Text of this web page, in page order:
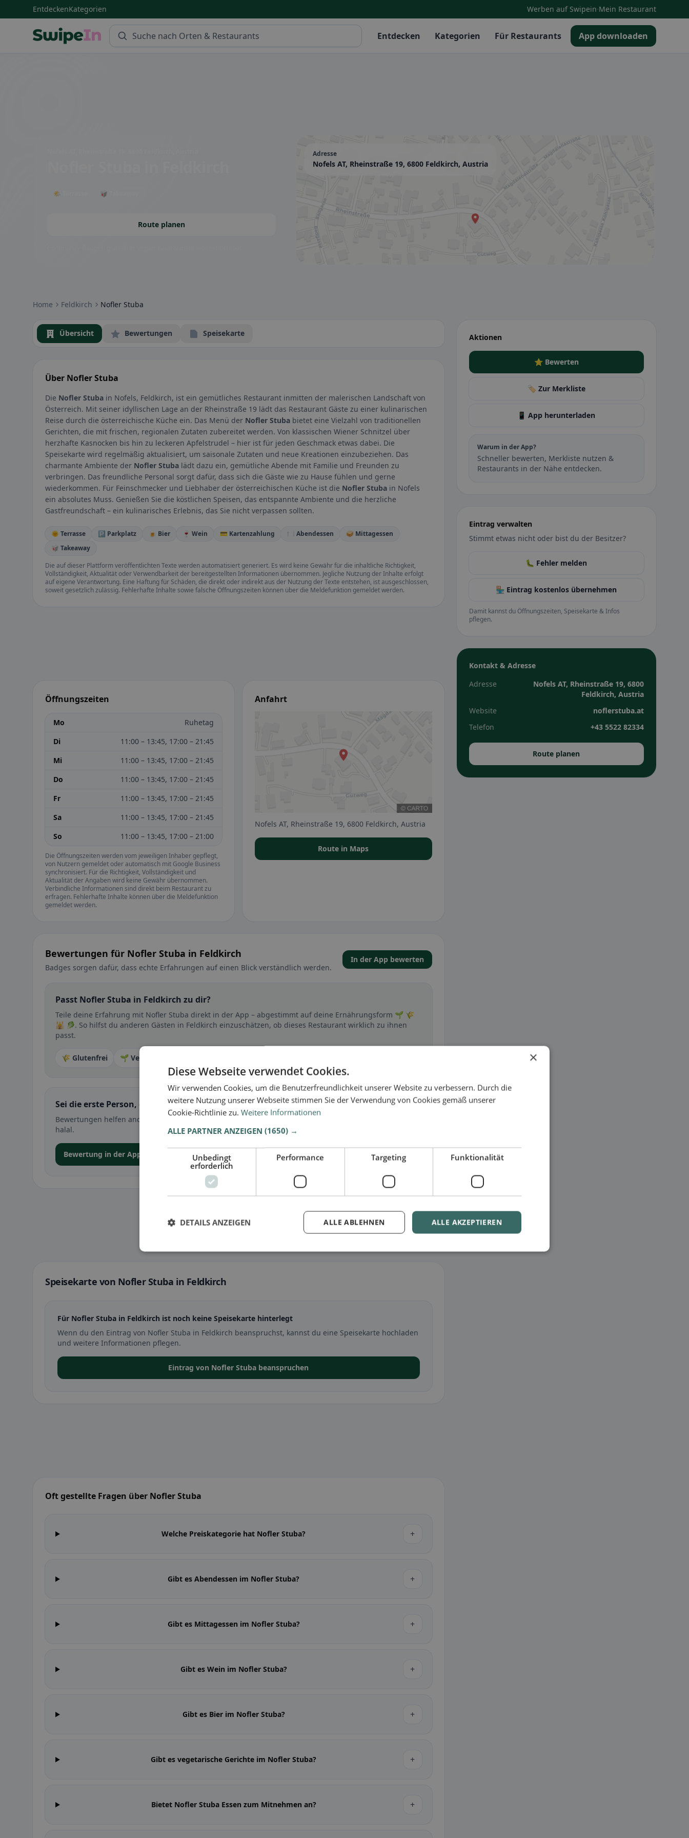
EntdeckenKategorien Werben auf Swipein·Mein Restaurant
Entdecken Kategorien Für Restaurants App downloaden
🌤 Terrasse 🥡 Takeaway
Route planen
Adresse
Nofels AT, Rheinstraße 19, 6800 Feldkirch, Austria
Home Feldkirch Nofler Stuba
Übersicht Bewertungen Speisekarte
Über Nofler Stuba
Die Nofler Stuba in Nofels, Feldkirch, ist ein gemütliches Restaurant inmitten der malerischen Landschaft von
Österreich. Mit seiner idyllischen Lage an der Rheinstraße 19 lädt das Restaurant Gäste zu einer kulinarischen
Reise durch die österreichische Küche ein. Das Menü der Nofler Stuba bietet eine Vielzahl von traditionellen
Gerichten, die mit frischen, regionalen Zutaten zubereitet werden. Von klassischen Wiener Schnitzel über
herzhafte Kasnocken bis hin zu leckeren Apfelstrudel – hier ist für jeden Geschmack etwas dabei. Die
Speisekarte wird regelmäßig aktualisiert, um saisonale Zutaten und neue Kreationen einzubeziehen. Das
charmante Ambiente der Nofler Stuba lädt dazu ein, gemütliche Abende mit Familie und Freunden zu
verbringen. Das freundliche Personal sorgt dafür, dass sich die Gäste wie zu Hause fühlen und gerne
wiederkommen. Für Feinschmecker und Liebhaber der österreichischen Küche ist die Nofler Stuba in Nofels
ein absolutes Muss. Genießen Sie die köstlichen Speisen, das entspannte Ambiente und die herzliche
Gastfreundschaft – ein kulinarisches Erlebnis, das Sie nicht verpassen sollten.
🌞 Terrasse 🅿️ Parkplatz 🍺 Bier 🍷 Wein 💳 Kartenzahlung 🍽️ Abendessen
🥪 Mittagessen
🥡 Takeaway
Die auf dieser Plattform veröffentlichten Texte werden automatisiert generiert. Es wird keine Gewähr für die inhaltliche Richtigkeit,
Vollständigkeit, Aktualität oder Verwendbarkeit der bereitgestellten Informationen übernommen. Jegliche Nutzung der Inhalte erfolgt
auf eigene Verantwortung. Eine Haftung für Schäden, die direkt oder indirekt aus der Nutzung der Texte entstehen, ist ausgeschlossen,
soweit gesetzlich zulässig. Fehlerhafte Inhalte sowie falsche Öffnungszeiten können über die Meldefunktion gemeldet werden.
Öffnungszeiten
Mo
Ruhetag
Di
11:00 – 13:45, 17:00 – 21:45
Mi
11:00 – 13:45, 17:00 – 21:45
Do
11:00 – 13:45, 17:00 – 21:45
Fr
11:00 – 13:45, 17:00 – 21:45
Sa
11:00 – 13:45, 17:00 – 21:45
So
11:00 – 13:45, 17:00 – 21:00
Die Öffnungszeiten werden vom jeweiligen Inhaber gepflegt,
von Nutzern gemeldet oder automatisch mit Google Business
synchronisiert. Für die Richtigkeit, Vollständigkeit und
Aktualität der Angaben wird keine Gewähr übernommen.
Verbindliche Informationen sind direkt beim Restaurant zu
erfragen. Fehlerhafte Inhalte können über die Meldefunktion
gemeldet werden.
Anfahrt
Nofels AT, Rheinstraße 19, 6800 Feldkirch, Austria
Route in Maps
Bewertungen für Nofler Stuba in Feldkirch
Badges sorgen dafür, dass echte Erfahrungen auf einen Blick verständlich werden.
In der App bewerten
Passt Nofler Stuba in Feldkirch zu dir?
Teile deine Erfahrung mit Nofler Stuba direkt in der App – abgestimmt auf deine Ernährungsform 🌱 🌾
🕌 🥬. So hilfst du anderen Gästen in Feldkirch einzuschätzen, ob dieses Restaurant wirklich zu ihnen
passt.
🌾 Glutenfrei 🌱 Vegan
Sei die erste Person, die ihre Erfahrung teilt
Bewertungen helfen anderen bei der Entscheidung – besonders bei glutenfrei, vegan, vegetarisch oder
halal.
Bewertung in der App abgeben
Speisekarte von Nofler Stuba in Feldkirch
Für Nofler Stuba in Feldkirch ist noch keine Speisekarte hinterlegt
Wenn du den Eintrag von Nofler Stuba in Feldkirch beanspruchst, kannst du eine Speisekarte hochladen
und weitere Informationen pflegen.
Eintrag von Nofler Stuba beanspruchen
Oft gestellte Fragen über Nofler Stuba
Welche Preiskategorie hat Nofler Stuba? +
Gibt es Abendessen im Nofler Stuba? +
Gibt es Mittagessen im Nofler Stuba? +
Gibt es Wein im Nofler Stuba? +
Gibt es Bier im Nofler Stuba? +
Gibt es vegetarische Gerichte im Nofler Stuba? +
Bietet Nofler Stuba Essen zum Mitnehmen an? +
Aktionen
⭐ Bewerten
🏷️ Zur Merkliste
📱 App herunterladen
Warum in der App?
Schneller bewerten, Merkliste nutzen &
Restaurants in der Nähe entdecken.
Eintrag verwalten
Stimmt etwas nicht oder bist du der Besitzer?
🐛 Fehler melden
🏪 Eintrag kostenlos übernehmen
Damit kannst du Öffnungszeiten, Speisekarte & Infos
pflegen.
Kontakt & Adresse
Adresse
Nofels AT, Rheinstraße 19, 6800
Feldkirch, Austria
Website
noflerstuba.at
Telefon
+43 5522 82334
Route planen
×
Diese Webseite verwendet Cookies.
Wir verwenden Cookies, um die Benutzerfreundlichkeit unserer Website zu verbessern. Durch die
weitere Nutzung unserer Webseite stimmen Sie der Verwendung von Cookies gemäß unserer
Cookie-Richtlinie zu. Weitere Informationen
ALLE PARTNER ANZEIGEN (1650) →
Unbedingt
erforderlich
Performance Targeting Funktionalität
ALLE AKZEPTIEREN
ALLE ABLEHNEN
DETAILS ANZEIGEN